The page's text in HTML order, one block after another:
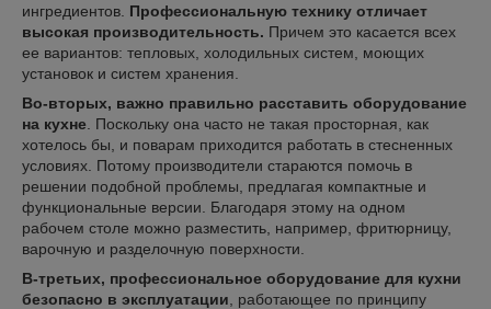
ингредиентов. Профессиональную технику отличает
высокая производительность. Причем это касается всех
ее вариантов: тепловых, холодильных систем, моющих
установок и систем хранения.
Во-вторых, важно правильно расставить оборудование
на кухне . Поскольку она часто не такая просторная, как
хотелось бы, и поварам приходится работать в стесненных
условиях. Потому производители стараются помочь в
решении подобной проблемы, предлагая компактные и
функциональные версии. Благодаря этому на одном
рабочем столе можно разместить, например, фритюрницу,
варочную и разделочную поверхности.
В-третьих, профессиональное оборудование для кухни
безопасно в эксплуатации , работающее по принципу